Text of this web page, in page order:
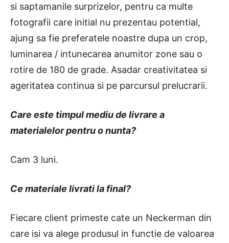
si saptamanile surprizelor, pentru ca multe
fotografii care initial nu prezentau potential,
ajung sa fie preferatele noastre dupa un crop,
luminarea / intunecarea anumitor zone sau o
rotire de 180 de grade. Asadar creativitatea si
ageritatea continua si pe parcursul prelucrarii.
Care este timpul mediu de livrare a
materialelor pentru o nunta?
Cam 3 luni.
Ce materiale livrati la final?
Fiecare client primeste cate un Neckerman din
care isi va alege produsul in functie de valoarea